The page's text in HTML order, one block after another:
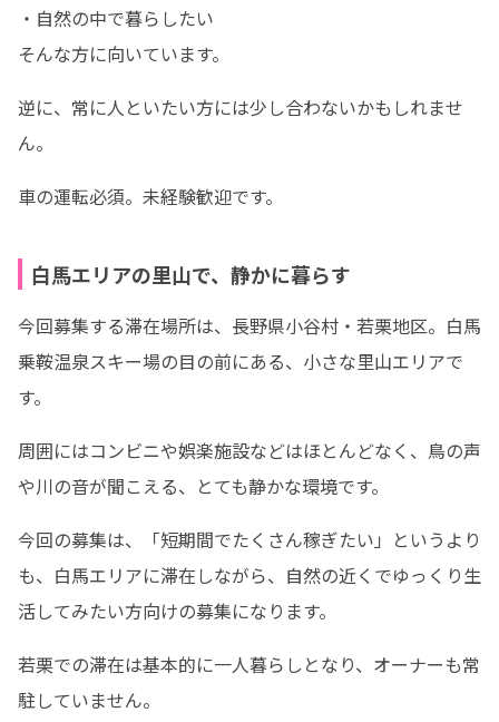
・自然の中で暮らしたい
そんな方に向いています。
逆に、常に人といたい方には少し合わないかもしれませ
ん。
車の運転必須。未経験歓迎です。
白馬エリアの里山で、静かに暮らす
今回募集する滞在場所は、長野県小谷村・若栗地区。白馬
乗鞍温泉スキー場の目の前にある、小さな里山エリアで
す。
周囲にはコンビニや娯楽施設などはほとんどなく、鳥の声
や川の音が聞こえる、とても静かな環境です。
今回の募集は、「短期間でたくさん稼ぎたい」というより
も、白馬エリアに滞在しながら、自然の近くでゆっくり生
活してみたい方向けの募集になります。
若栗での滞在は基本的に一人暮らしとなり、オーナーも常
駐していません。